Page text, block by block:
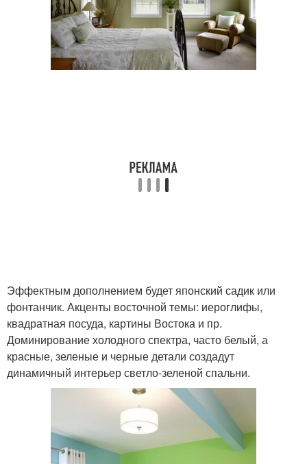
Эффектным дополнением будет японский садик или
фонтанчик. Акценты восточной темы: иероглифы,
квадратная посуда, картины Востока и пр.
Доминирование холодного спектра, часто белый, а
красные, зеленые и черные детали создадут
динамичный интерьер светло-зеленой спальни.